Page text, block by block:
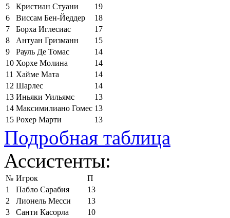
5
Кристиан Стуани
19
6
Виссам Бен-Йеддер
18
7
Борха Иглесиас
17
8
Антуан Гризманн
15
9
Рауль Де Томас
14
10 Хорхе Молина
14
11 Хайме Мата
14
12 Шарлес
14
13 Иньяки Уильямс
13
14 Максимилиано Гомес 13
15 Рохер Марти 13
Подробная таблица
Ассистенты:
№ Игрок
П
1
Пабло Сарабия
13
2
Лионель Месси
13
3
Санти Касорла
10